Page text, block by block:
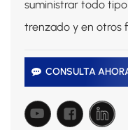
suministrar todo
trenzado y en otros
CONSULTA